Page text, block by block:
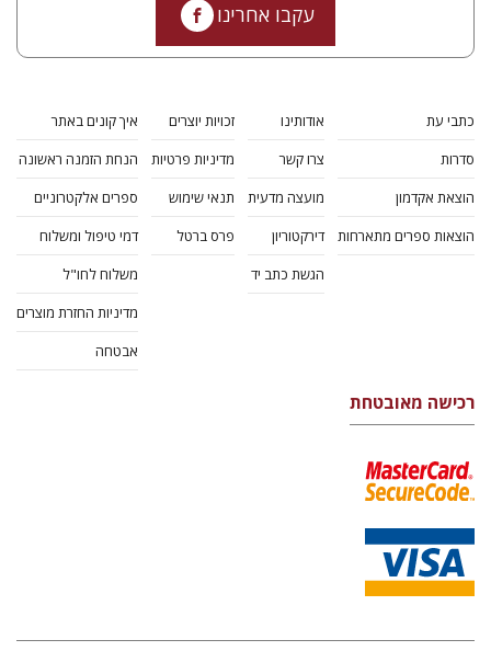
עקבו אחרינו
כתבי עת
סדרות
הוצאת אקדמון
הוצאות ספרים מתארחות
אודותינו
צרו קשר
מועצה מדעית
דירקטוריון
הגשת כתב יד
זכויות יוצרים
מדיניות פרטיות
תנאי שימוש
פרס ברטל
איך קונים באתר
הנחת הזמנה ראשונה
ספרים אלקטרוניים
דמי טיפול ומשלוח
משלוח לחו"ל
מדיניות החזרת מוצרים
אבטחה
רכישה מאובטחת